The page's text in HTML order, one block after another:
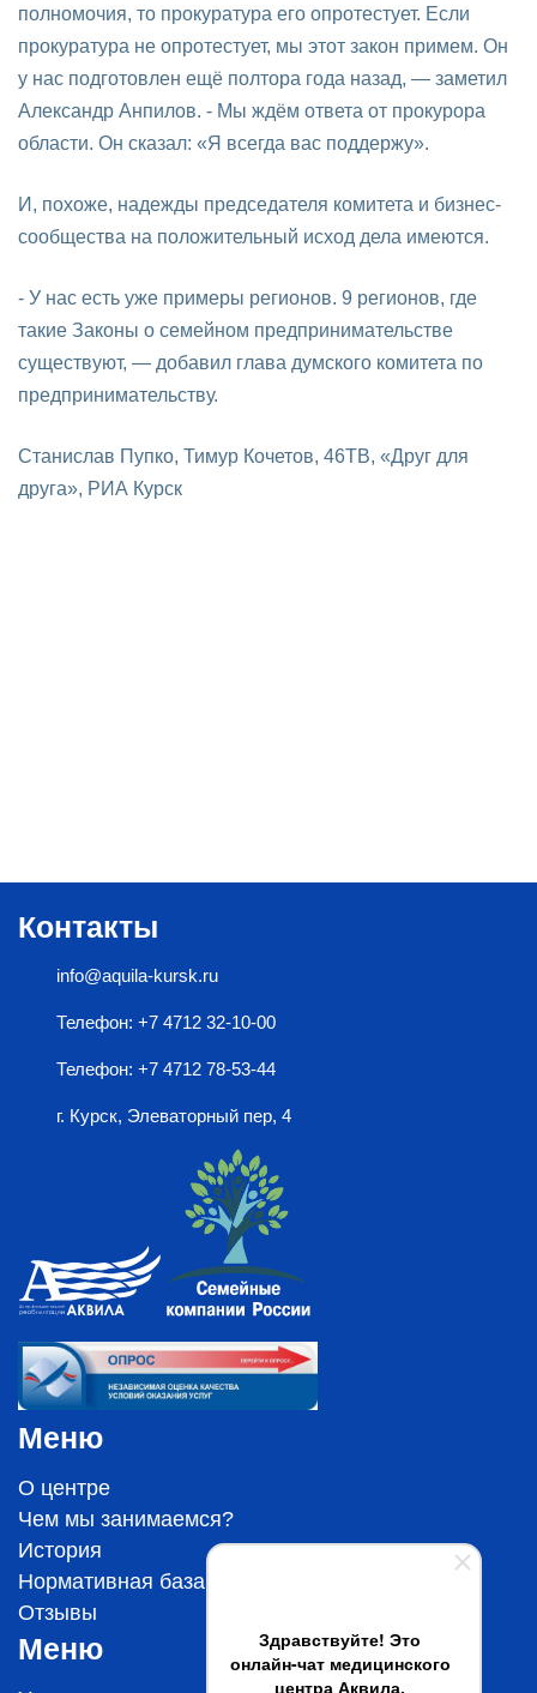
Здравствуйте! Это
онлайн-чат медицинского
центра Аквила.
полномочия, то прокуратура его опротестует. Если
прокуратура не опротестует, мы этот закон примем. Он
у нас подготовлен ещё полтора года назад, — заметил
Александр Анпилов. - Мы ждём ответа от прокурора
области. Он сказал: «Я всегда вас поддержу».
И, похоже, надежды председателя комитета и бизнес-
сообщества на положительный исход дела имеются.
- У нас есть уже примеры регионов. 9 регионов, где
такие Законы о семейном предпринимательстве
существуют, — добавил глава думского комитета по
предпринимательству.
Станислав Пупко, Тимур Кочетов, 46ТВ, «Друг для
друга», РИА Курск
Контакты
info@aquila-kursk.ru
Телефон: +7 4712 32-10-00
Телефон: +7 4712 78-53-44
г. Курск, Элеваторный пер, 4
Меню
О центре
Чем мы занимаемся?
История
Нормативная база
Отзывы
Меню